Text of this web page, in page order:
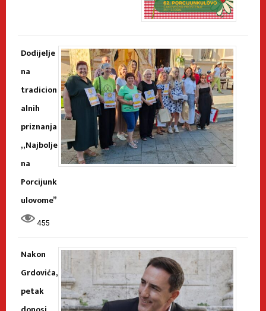
Dodijelje
na
tradicion
alnih
priznanja
„Najbolje
na
Porcijunk
ulovome”
455
Nakon
Grdovića,
petak